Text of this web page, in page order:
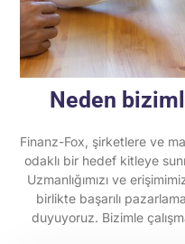
Neden
Finanz-Fox, şirketlere ve
odaklı bir hedef kitleye
Uzmanlığımızı ve
birlikte başarılı
duyuyoruz. Bizimle